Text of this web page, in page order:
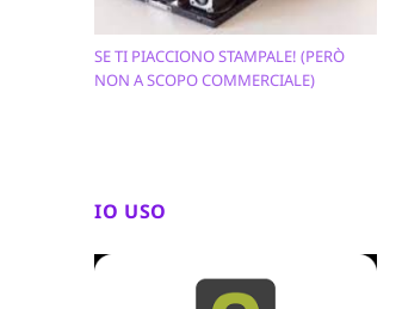
SE TI PIACCIONO STAMPALE! (PERÒ
NON A SCOPO COMMERCIALE)
IO USO